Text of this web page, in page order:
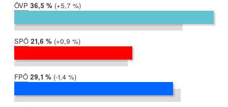
ÖVP 2019:
36,5 %
2014:
30,8 %
Differenz:
+5,7 %
SPÖ 2019:
21,6 %
2014:
20,7 %
Differenz:
+0,9 %
FPÖ 2019:
29,1 %
2014:
30,5 %
Differenz:
-1,4 %